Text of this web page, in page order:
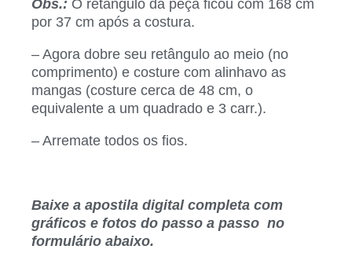
Obs.: O retângulo da peça ficou com 168 cm
por 37 cm após a costura.
– Agora dobre seu retângulo ao meio (no
comprimento) e costure com alinhavo as
mangas (costure cerca de 48 cm, o
equivalente a um quadrado e 3 carr.).
– Arremate todos os fios.
Baixe a apostila digital completa com
gráficos e fotos do passo a passo no
formulário abaixo.